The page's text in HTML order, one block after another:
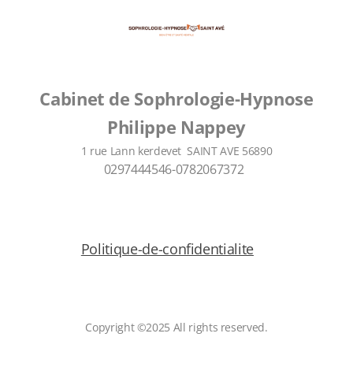
Cabinet de Sophrologie-Hypnose
Philippe Nappey
1 rue Lann kerdevet SAINT AVE 56890
0297444546-0782067372
Politique-de-confidentialite
Copyright ©2025 All rights reserved.